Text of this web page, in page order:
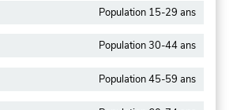
Population 15-29 ans
Population 30-44 ans
Population 45-59 ans